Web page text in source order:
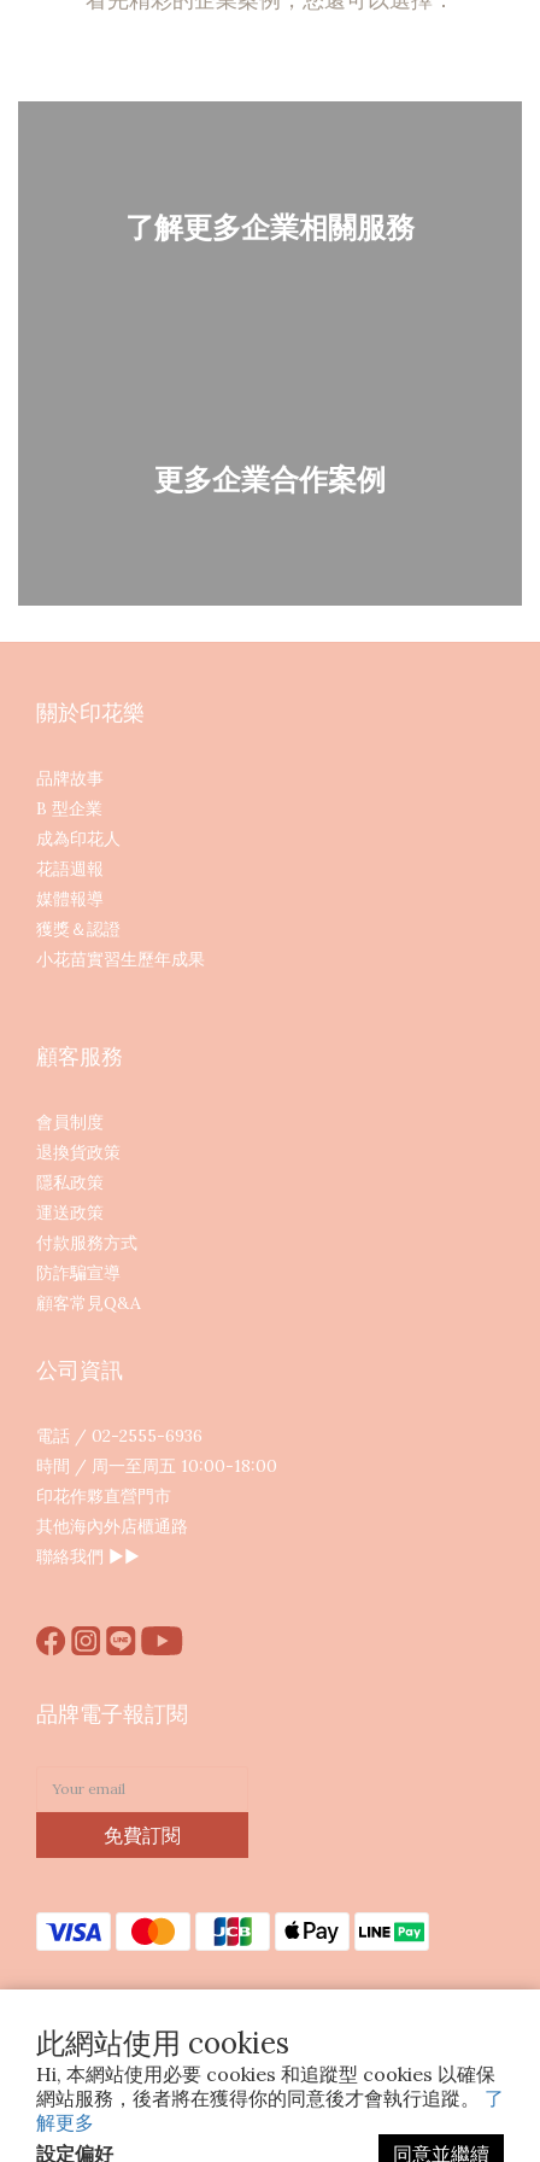
此網站使用 cookies
Hi, 本網站使用必要 cookies 和追蹤型 cookies 以確保
網站服務，後者將在獲得你的同意後才會執行追蹤。 了
解更多
設定偏好
同意並繼續
了解更多企業相關服務
更多企業合作案例
關於印花樂
品牌故事
B 型企業
成為印花人
花語週報
媒體報導
獲獎＆認證
小花苗實習生歷年成果
顧客服務
會員制度
退換貨政策
隱私政策
運送政策
付款服務方式
防詐騙宣導
顧客常見Q&A
公司資訊
電話 / 02-2555-6936
時間 / 周一至周五 10:00-18:00
印花作夥直營門市
其他海內外店櫃通路
聯絡我們 ▶︎▶︎
品牌電子報訂閱
免費訂閱
Copyright © 2023 印花樂美感生活股份有限公司
統編25070663